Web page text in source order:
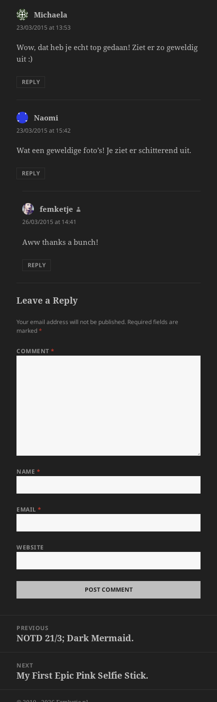
Michaela
23/03/2015 at 13:53
Wow, dat heb je echt top gedaan! Ziet er zo geweldig
uit :)
REPLY
Naomi
23/03/2015 at 15:42
Wat een geweldige foto’s! Je ziet er schitterend uit.
REPLY
femketje
26/03/2015 at 14:41
Aww thanks a bunch!
REPLY
Leave a Reply
Your email address will not be published. Required fields are
marked*
COMMENT*
NAME *
EMAIL*
WEBSITE
navigation
PREVIOUS
Previous
NOTD 21/3; Dark Mermaid.
NEXT
Next
My First Epic Pink Selfie Stick.